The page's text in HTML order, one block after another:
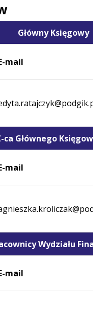
Główny Księgowy
mail
ca Głównego
mail
Wydziału
mail